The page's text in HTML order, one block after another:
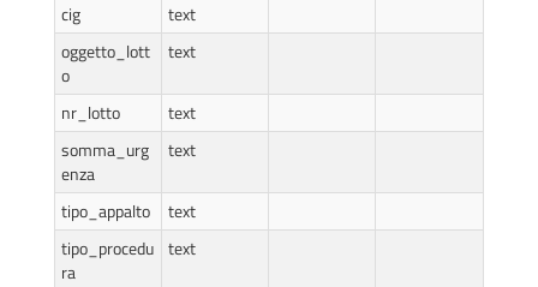
cig
text
oggetto_lott
o
text
nr_lotto
text
somma_urg
enza
text
tipo_appalto
text
tipo_procedu
ra
text